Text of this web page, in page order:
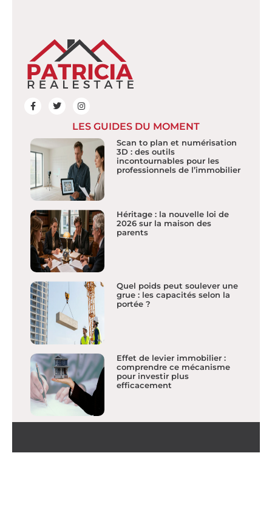
LES GUIDES DU MOMENT
Scan to plan et numérisation
3D : des outils
incontournables pour les
professionnels de l’immobilier
Héritage : la nouvelle loi de
2026 sur la maison des
parents
Quel poids peut soulever une
grue : les capacités selon la
portée ?
Effet de levier immobilier :
comprendre ce mécanisme
pour investir plus
efficacement